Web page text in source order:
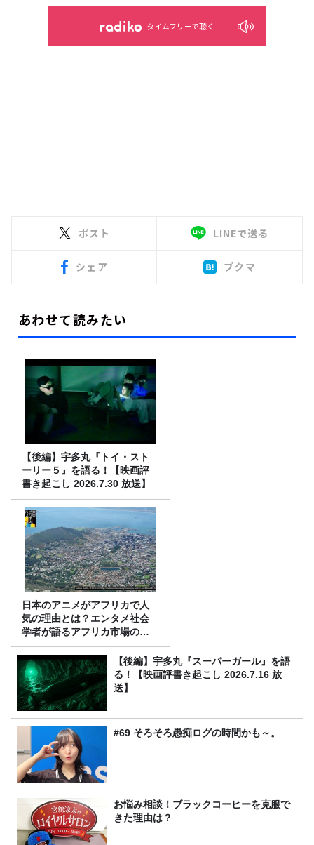
タイムフリーで聴く
ポスト LINEで送る
シェア ブクマ
あわせて読みたい
【後編】宇多丸『トイ・スト
ーリー５』を語る！【映画評
書き起こし 2026.7.30 放送】
日本のアニメがアフリカで人
気の理由とは？エンタメ社会
学者が語るアフリカ市場のリ
アル
【後編】宇多丸『スーパーガール』を語
る！【映画評書き起こし 2026.7.16 放
送】
#69 そろそろ愚痴ログの時間かも～。
お悩み相談！ブラックコーヒーを克服で
きた理由は？